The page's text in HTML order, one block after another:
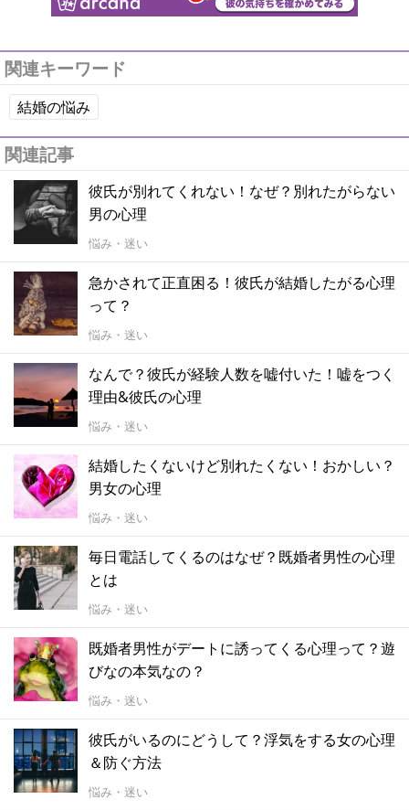
関連キーワード
結婚の悩み
関連記事
彼氏が別れてくれない！なぜ？別れたがらない
男の心理
悩み・迷い
急かされて正直困る！彼氏が結婚したがる心理
って？
悩み・迷い
なんで？彼氏が経験人数を嘘付いた！嘘をつく
理由&彼氏の心理
悩み・迷い
結婚したくないけど別れたくない！おかしい？
男女の心理
悩み・迷い
毎日電話してくるのはなぜ？既婚者男性の心理
とは
悩み・迷い
既婚者男性がデートに誘ってくる心理って？遊
びなの本気なの？
悩み・迷い
彼氏がいるのにどうして？浮気をする女の心理
＆防ぐ方法
悩み・迷い